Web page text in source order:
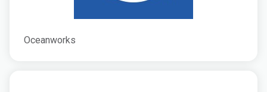
Oceanworks